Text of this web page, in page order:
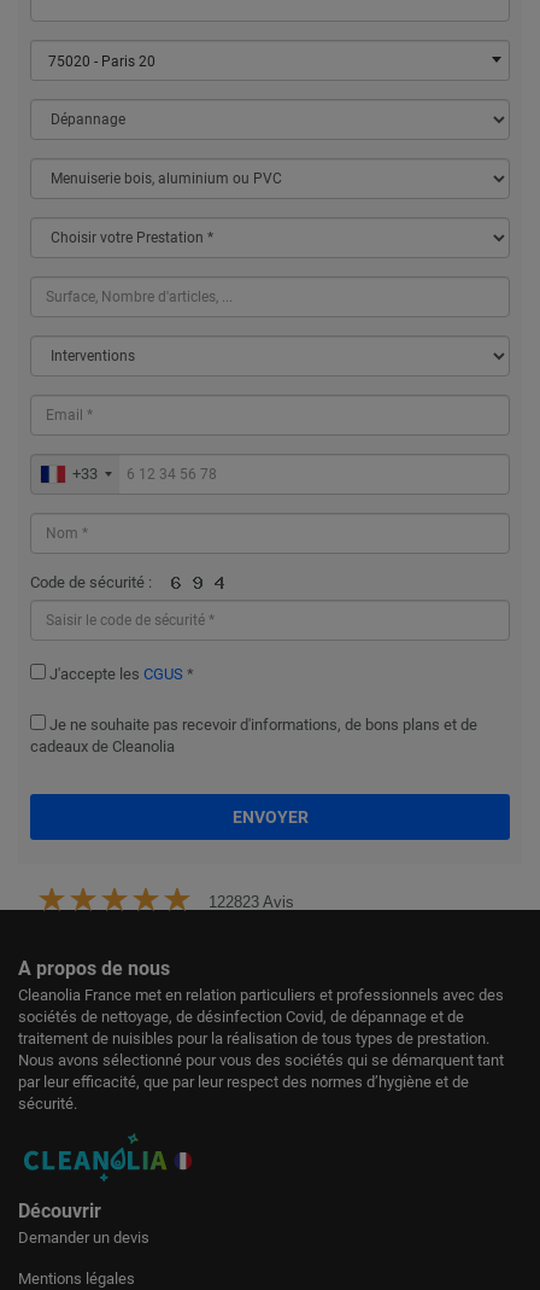
75020 - Paris 20
+33
Code de sécurité :
J'accepte les CGUS *
Je ne souhaite pas recevoir d'informations, de bons plans et de
cadeaux de Cleanolia
ENVOYER
122823 Avis
A propos de nous
Cleanolia France met en relation particuliers et professionnels avec des
sociétés de nettoyage, de désinfection Covid, de dépannage et de
traitement de nuisibles pour la réalisation de tous types de prestation.
Nous avons sélectionné pour vous des sociétés qui se démarquent tant
par leur efficacité, que par leur respect des normes d’hygiène et de
sécurité.
Découvrir
Demander un devis
Mentions légales